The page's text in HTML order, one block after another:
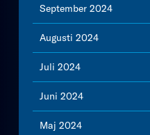
September 2024
Augusti 2024
Juli 2024
Juni 2024
Maj 2024